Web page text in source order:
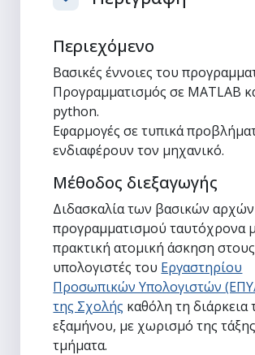
Σύμπτυξη
Περιεχόμενο
Βασικές έννοιες του
Προγραμματισμός σε MATLAB
python.
Εφαρμογές σε τυπικά
ενδιαφέρουν τον μηχανικό.
Μέθοδος διεξαγωγής
Διδασκαλία των βασικών
προγραμματισμού ταυτόχρονα
πρακτική ατομική άσκηση στους
υπολογιστές του Εργαστηρίου
Προσωπικών Υπολογιστών
της Σχολής καθόλη τη διάρκεια
εξαμήνου, με χωρισμό της
τμήματα.